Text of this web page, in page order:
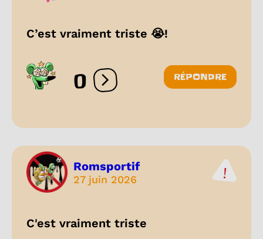
C’est vraiment triste 😭!
0 Ouvrir les réactions
RÉPONDRE
Romsportif
27 juin 2026
C'est vraiment triste